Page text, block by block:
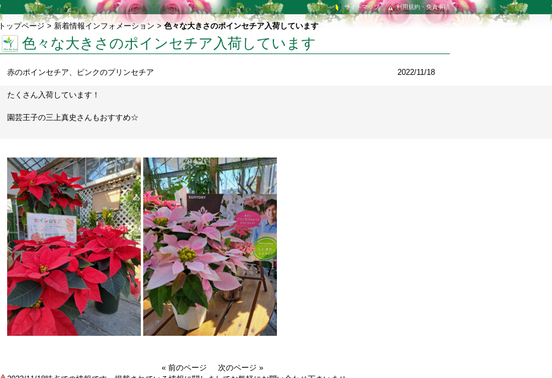
利用規約・免責事項
サイトマップ
トップページ > 新着情報インフォメーション > 色々な大きさのポインセチア入荷しています
色々な大きさのポインセチア入荷しています
2022/11/18
赤のポインセチア、ピンクのプリンセチア
たくさん入荷しています！
園芸王子の三上真史さんもおすすめ☆
« 前のページ
次のページ »